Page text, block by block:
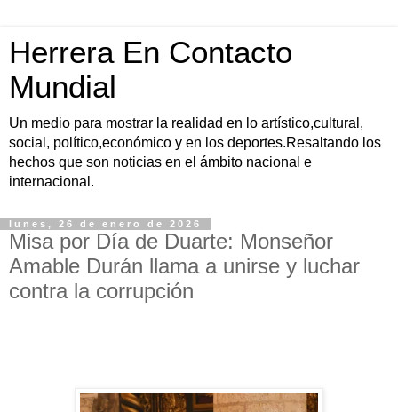
Herrera En Contacto
Mundial
Un medio para mostrar la realidad en lo artístico,cultural,
social, político,económico y en los deportes.Resaltando los
hechos que son noticias en el ámbito nacional e
internacional.
lunes, 26 de enero de 2026
Misa por Día de Duarte: Monseñor
Amable Durán llama a unirse y luchar
contra la corrupción